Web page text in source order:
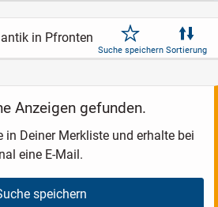
in Pfronten
Suche speichern Sortierung
Anzeigen gefunden.
in Deiner Merkliste und erhalte bei
eine E-Mail.
speichern